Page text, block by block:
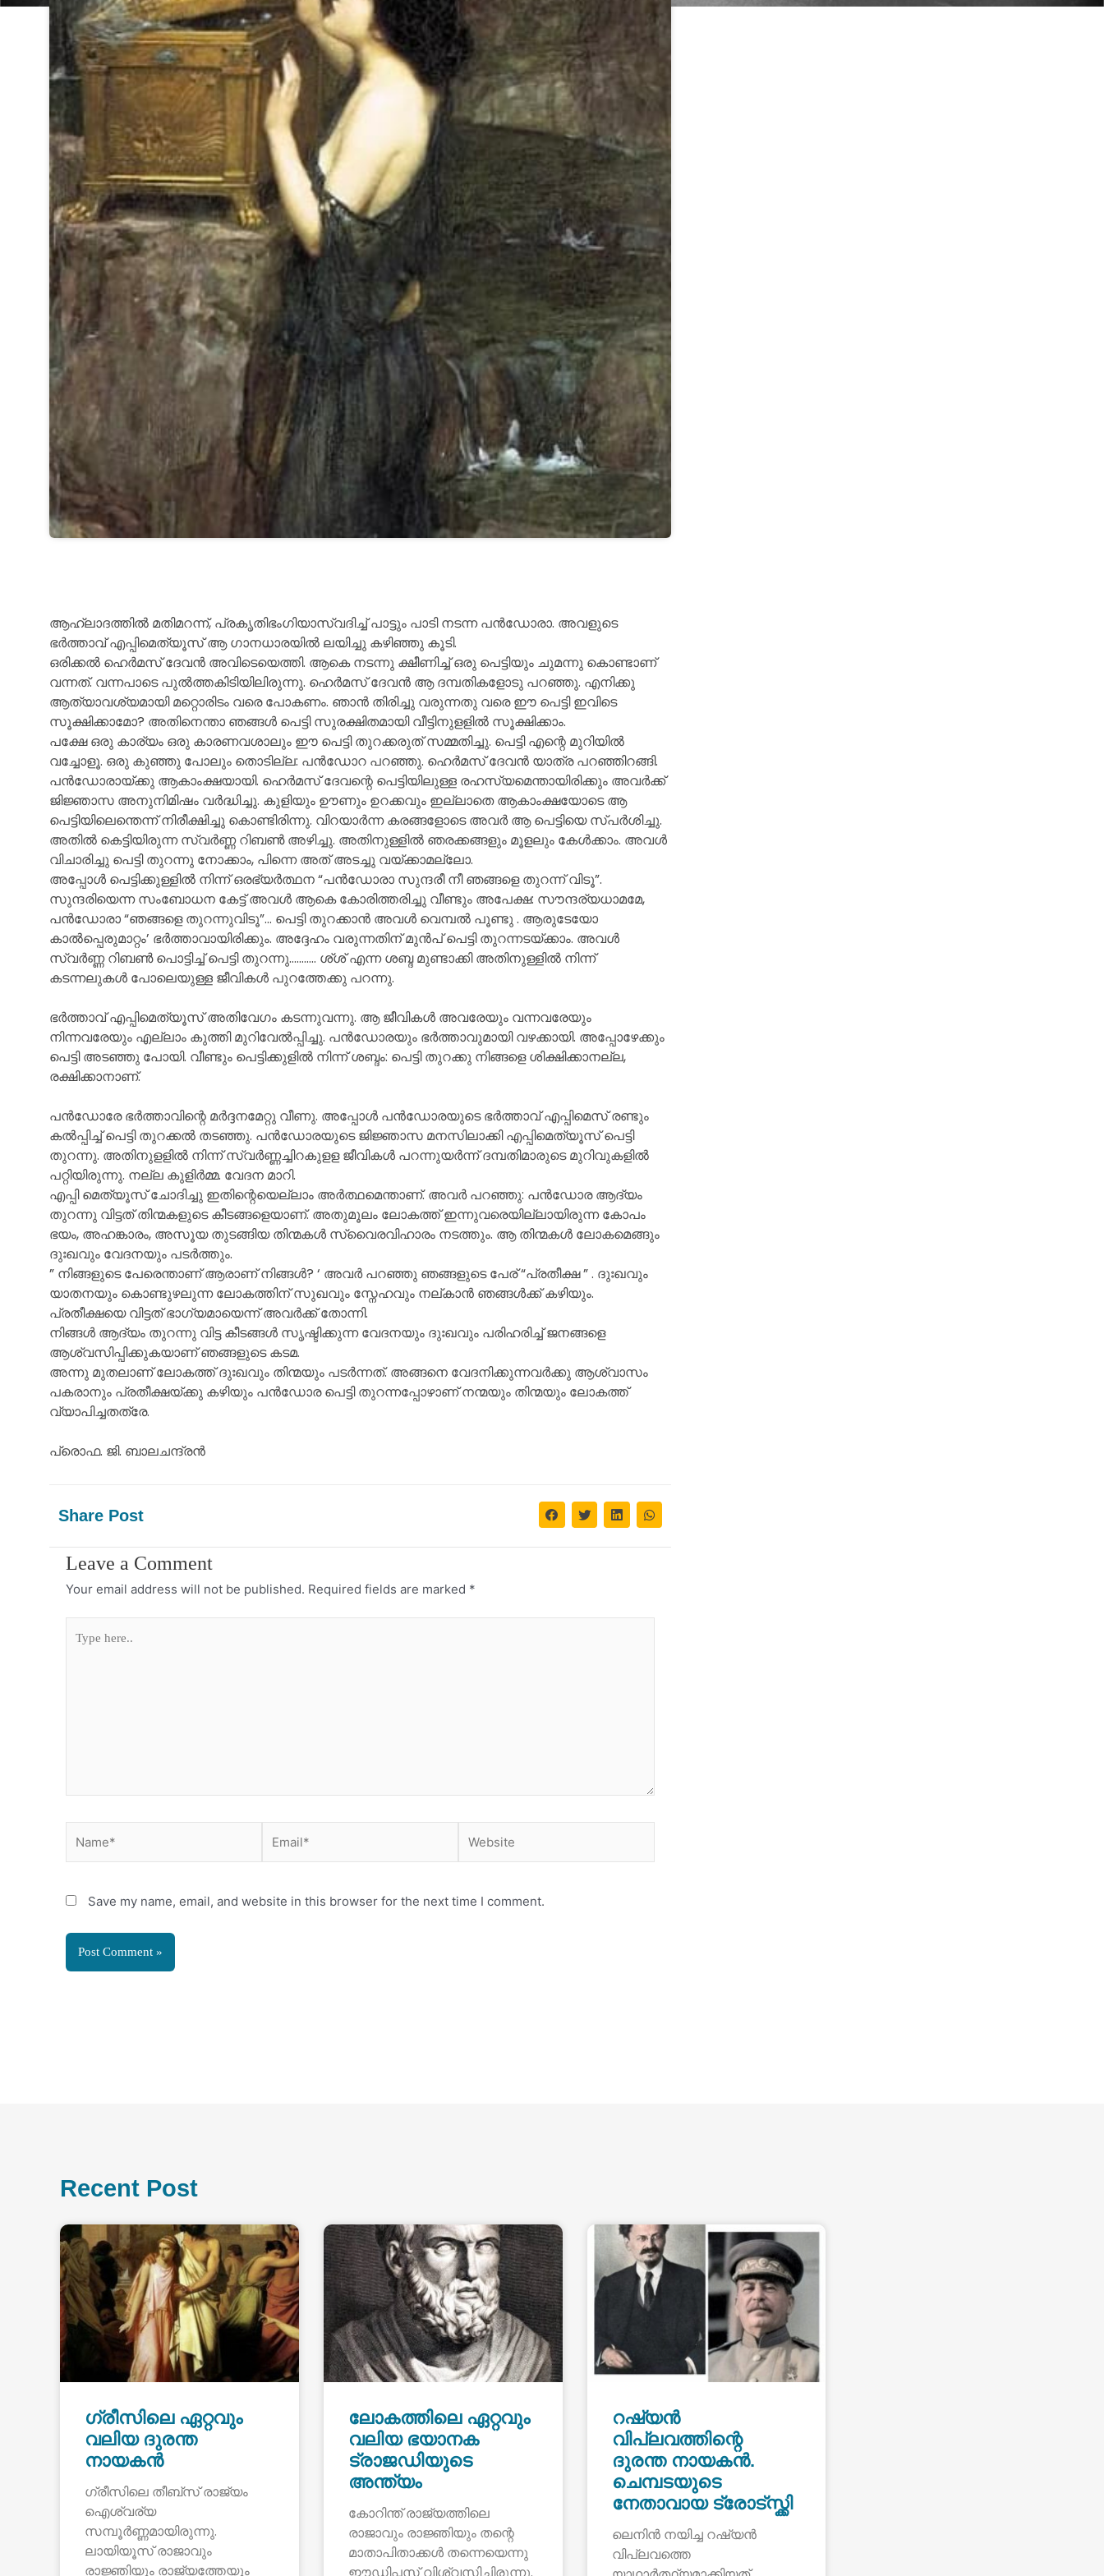
ആഹ്ലാദത്തിൽ മതിമറന്ന്, പ്രകൃതിഭംഗിയാസ്വദിച്ച് പാട്ടും പാടി നടന്ന പൻഡോരാ. അവളുടെ
ഭർത്താവ് എപ്പിമെത്യൂസ് ആ ഗാനധാരയിൽ ലയിച്ചു കഴിഞ്ഞു കൂടി.
ഒരിക്കൽ ഹെർമസ് ദേവൻ അവിടെയെത്തി. ആകെ നടന്നു ക്ഷീണിച്ച് ഒരു പെട്ടിയും ചുമന്നു കൊണ്ടാണ്
വന്നത്. വന്നപാടെ പുൽത്തകിടിയിലിരുന്നു. ഹെർമസ് ദേവൻ ആ ദമ്പതികളോടു പറഞ്ഞു. എനിക്കു
ആത്യാവശ്യമായി മറ്റൊരിടം വരെ പോകണം. ഞാൻ തിരിച്ചു വരുന്നതു വരെ ഈ പെട്ടി ഇവിടെ
സൂക്ഷിക്കാമോ? അതിനെന്താ ഞങ്ങൾ പെട്ടി സുരക്ഷിതമായി വീട്ടിനുളളിൽ സൂക്ഷിക്കാം.
പക്ഷേ ഒരു കാര്യം ഒരു കാരണവശാലും ഈ പെട്ടി തുറക്കരുത് സമ്മതിച്ചു. പെട്ടി എന്റെ മുറിയിൽ
വച്ചോളൂ. ഒരു കുഞ്ഞു പോലും തൊടില്ല: പൻഡോറ പറഞ്ഞു. ഹെർമസ് ദേവൻ യാത്ര പറഞ്ഞിറങ്ങി.
പൻഡോരായ്ക്കു ആകാംക്ഷയായി. ഹെർമസ് ദേവന്റെ പെട്ടിയിലുള്ള രഹസ്യമെന്തായിരിക്കും അവർക്ക്
ജിജ്ഞാസ അനുനിമിഷം വർദ്ധിച്ചു. കുളിയും ഊണും ഉറക്കവും ഇല്ലാതെ ആകാംക്ഷയോടെ ആ
പെട്ടിയിലെന്തെന്ന് നിരീക്ഷിച്ചു കൊണ്ടിരിന്നു. വിറയാർന്ന കരങ്ങളോടെ അവർ ആ പെട്ടിയെ സ്പർശിച്ചു.
അതിൽ കെട്ടിയിരുന്ന സ്വർണ്ണ റിബൺ അഴിച്ചു. അതിനുള്ളിൽ ഞരക്കങ്ങളും മൂളലും കേൾക്കാം. അവൾ
വിചാരിച്ചു പെട്ടി തുറന്നു നോക്കാം, പിന്നെ അത് അടച്ചു വയ്ക്കാമല്ലോ.
അപ്പോൾ പെട്ടിക്കുള്ളിൽ നിന്ന് ഒരഭ്യർത്ഥന “പൻഡോരാ സുന്ദരീ നീ ഞങ്ങളെ തുറന്ന് വിടൂ”.
സുന്ദരിയെന്ന സംബോധന കേട്ട് അവൾ ആകെ കോരിത്തരിച്ചു വീണ്ടും അപേക്ഷ: സൗന്ദര്യധാമമേ,
പൻഡോരാ “ഞങ്ങളെ തുറന്നുവിടൂ”… പെട്ടി തുറക്കാൻ അവൾ വെമ്പൽ പൂണ്ടു . ആരുടേയോ
കാൽപ്പെരുമാറ്റം’ ഭർത്താവായിരിക്കും. അദ്ദേഹം വരുന്നതിന് മുൻപ് പെട്ടി തുറന്നടയ്ക്കാം. അവൾ
സ്വർണ്ണ റിബൺ പൊട്ടിച്ച് പെട്ടി തുറന്നു……….. ശ്‌ശ് എന്ന ശബ്ദ മുണ്ടാക്കി അതിനുള്ളിൽ നിന്ന്
കടന്നലുകൾ പോലെയുള്ള ജീവികൾ പുറത്തേക്കു പറന്നു.
ഭർത്താവ് എപ്പിമെത്യൂസ് അതിവേഗം കടന്നുവന്നു. ആ ജീവികൾ അവരേയും വന്നവരേയും
നിന്നവരേയും എല്ലാം കുത്തി മുറിവേൽപ്പിച്ചു. പൻഡോരയും ഭർത്താവുമായി വഴക്കായി. അപ്പോഴേക്കും
പെട്ടി അടഞ്ഞു പോയി. വീണ്ടും പെട്ടിക്കുളിൽ നിന്ന് ശബ്ദം: പെട്ടി തുറക്കു നിങ്ങളെ ശിക്ഷിക്കാനല്ല,
രക്ഷിക്കാനാണ്.
പൻഡോരേ ഭർത്താവിന്റെ മർദ്ദനമേറ്റു വീണു. അപ്പോൾ പൻഡോരയുടെ ഭർത്താവ് എപ്പിമെസ് രണ്ടും
കൽപ്പിച്ച് പെട്ടി തുറക്കൽ തടഞ്ഞു. പൻഡോരയുടെ ജിജ്ഞാസ മനസിലാക്കി എപ്പിമെത്യൂസ് പെട്ടി
തുറന്നു. അതിനുളളിൽ നിന്ന് സ്വർണ്ണച്ചിറകുളള ജീവികൾ പറന്നുയർന്ന് ദമ്പതിമാരുടെ മുറിവുകളിൽ
പറ്റിയിരുന്നു. നല്ല കുളിർമ്മ. വേദന മാറി.
എപ്പി മെത്യൂസ് ചോദിച്ചു ഇതിന്റെയെല്ലാം അർത്ഥമെന്താണ്. അവർ പറഞ്ഞു: പൻഡോര ആദ്യം
തുറന്നു വിട്ടത് തിന്മകളുടെ കീടങ്ങളെയാണ്. അതുമൂലം ലോകത്ത് ഇന്നുവരെയില്ലായിരുന്ന കോപം
ഭയം, അഹങ്കാരം, അസൂയ തുടങ്ങിയ തിന്മകൾ സ്വൈരവിഹാരം നടത്തും. ആ തിന്മകൾ ലോകമെങ്ങും
ദുഃഖവും വേദനയും പടർത്തും.
” നിങ്ങളുടെ പേരെന്താണ് ആരാണ് നിങ്ങൾ? ‘ അവർ പറഞ്ഞു ഞങ്ങളുടെ പേര് “പ്രതീക്ഷ ” . ദുഃഖവും
യാതനയും കൊണ്ടുഴലുന്ന ലോകത്തിന് സുഖവും സ്നേഹവും നല്കാൻ ഞങ്ങൾക്ക് കഴിയും.
പ്രതീക്ഷയെ വിട്ടത് ഭാഗ്യമായെന്ന് അവർക്ക് തോന്നി.
നിങ്ങൾ ആദ്യം തുറന്നു വിട്ട കീടങ്ങൾ സൃഷ്ടിക്കുന്ന വേദനയും ദുഃഖവും പരിഹരിച്ച് ജനങ്ങളെ
ആശ്വസിപ്പിക്കുകയാണ് ഞങ്ങളുടെ കടമ.
അന്നു മുതലാണ് ലോകത്ത് ദുഃഖവും തിന്മയും പടർന്നത്. അങ്ങനെ വേദനിക്കുന്നവർക്കു ആശ്വാസം
പകരാനും പ്രതീക്ഷയ്ക്കു കഴിയും പൻഡോര പെട്ടി തുറന്നപ്പോഴാണ് നന്മയും തിന്മയും ലോകത്ത്
വ്യാപിച്ചതത്രേ.
പ്രൊഫ. ജി. ബാലചന്ദ്രൻ
Share Post
Leave a Comment
Your email address will not be published. Required fields are marked *
here..
Save my name, email, and website in this browser for the next time I comment.
Recent Post
ഗ്രീസിലെ ഏറ്റവും
വലിയ ദുരന്ത
നായകൻ
ഗ്രീസിലെ തീബ്സ് രാജ്യം
ഐശ്വര്യ
സമ്പൂർണ്ണമായിരുന്നു.
ലായിയൂസ് രാജാവും
രാജ്ഞിയും രാജ്യത്തേയും
ലോകത്തിലെ ഏറ്റവും
വലിയ ഭയാനക
ട്രാജഡിയുടെ
അന്ത്യം
കോറിന്ത് രാജ്യത്തിലെ
രാജാവും രാജ്ഞിയും തന്റെ
മാതാപിതാക്കൾ തന്നെയെന്നു
റഷ്യൻ
വിപ്ലവത്തിന്റെ
ദുരന്ത നായകൻ.
ചെമ്പടയുടെ
നേതാവായ ട്രോട്സ്ക്കി
ലെനിൻ നയിച്ച റഷ്യൻ
വിപ്ലവത്തെ